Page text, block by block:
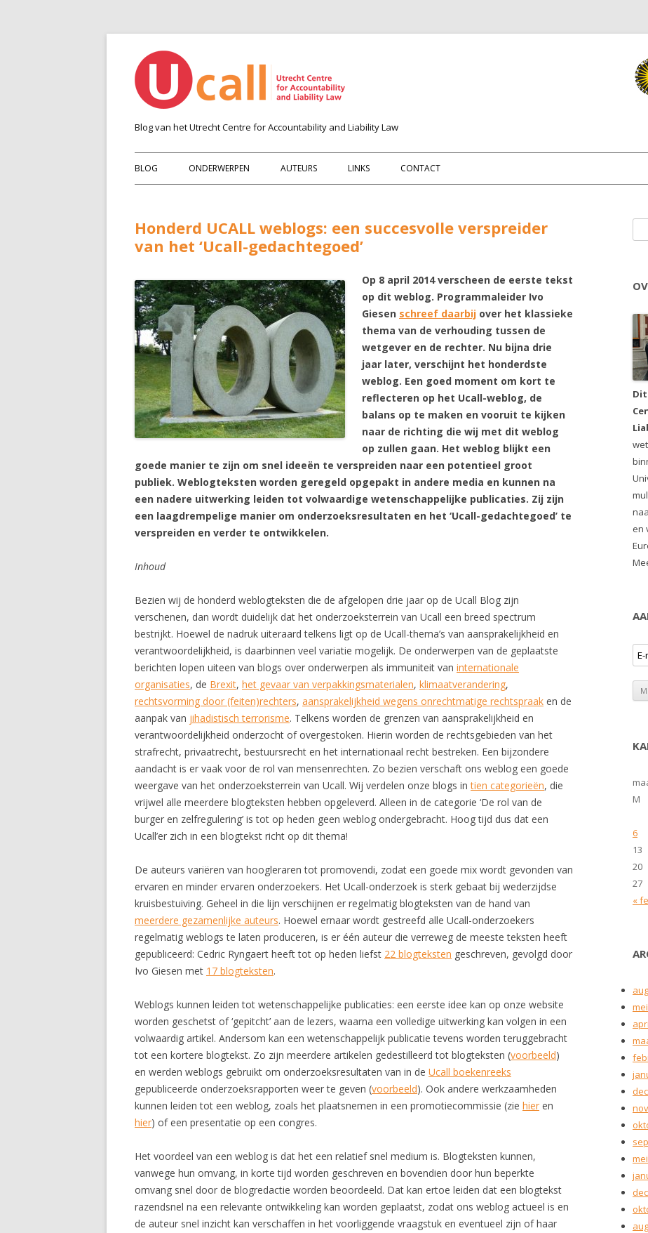
Blog van het Utrecht Centre for Accountability and Liability Law
Spring naar de inhoud
BLOG ONDERWERPEN AUTEURS LINKS CONTACT
Honderd UCALL weblogs: een succesvolle verspreider
van het ‘Ucall-gedachtegoed’
Op 8 april 2014 verscheen de eerste tekst
op dit weblog. Programmaleider Ivo
Giesen schreef daarbij over het klassieke
thema van de verhouding tussen de
wetgever en de rechter. Nu bijna drie
jaar later, verschijnt het honderdste
weblog. Een goed moment om kort te
reflecteren op het Ucall-weblog, de
balans op te maken en vooruit te kijken
naar de richting die wij met dit weblog
op zullen gaan. Het weblog blijkt een
goede manier te zijn om snel ideeën te verspreiden naar een potentieel groot
publiek. Weblogteksten worden geregeld opgepakt in andere media en kunnen na
een nadere uitwerking leiden tot volwaardige wetenschappelijke publicaties. Zij zijn
een laagdrempelige manier om onderzoeksresultaten en het ‘Ucall-gedachtegoed’ te
verspreiden en verder te ontwikkelen.
Inhoud
Bezien wij de honderd weblogteksten die de afgelopen drie jaar op de Ucall Blog zijn
verschenen, dan wordt duidelijk dat het onderzoeksterrein van Ucall een breed spectrum
bestrijkt. Hoewel de nadruk uiteraard telkens ligt op de Ucall-thema’s van aansprakelijkheid en
verantwoordelijkheid, is daarbinnen veel variatie mogelijk. De onderwerpen van de geplaatste
berichten lopen uiteen van blogs over onderwerpen als immuniteit van internationale
organisaties, de Brexit, het gevaar van verpakkingsmaterialen, klimaatverandering,
rechtsvorming door (feiten)rechters, aansprakelijkheid wegens onrechtmatige rechtspraak en de
aanpak van jihadistisch terrorisme. Telkens worden de grenzen van aansprakelijkheid en
verantwoordelijkheid onderzocht of overgestoken. Hierin worden de rechtsgebieden van het
strafrecht, privaatrecht, bestuursrecht en het internationaal recht bestreken. Een bijzondere
aandacht is er vaak voor de rol van mensenrechten. Zo bezien verschaft ons weblog een goede
weergave van het onderzoeksterrein van Ucall. Wij verdelen onze blogs intien categorieën, die
vrijwel alle meerdere blogteksten hebben opgeleverd. Alleen in de categorie ‘De rol van de
burger en zelfregulering’ is tot op heden geen weblog ondergebracht. Hoog tijd dus dat een
Ucall’er zich in een blogtekst richt op dit thema!
De auteurs variëren van hoogleraren tot promovendi, zodat een goede mix wordt gevonden van
ervaren en minder ervaren onderzoekers. Het Ucall-onderzoek is sterk gebaat bij wederzijdse
kruisbestuiving. Geheel in die lijn verschijnen er regelmatig blogteksten van de hand van
meerdere gezamenlijke auteurs. Hoewel ernaar wordt gestreefd alle Ucall-onderzoekers
regelmatig weblogs te laten produceren, is er één auteur die verreweg de meeste teksten heeft
gepubliceerd: Cedric Ryngaert heeft tot op heden liefst 22 blogteksten geschreven, gevolgd door
Ivo Giesen met 17 blogteksten.
Weblogs kunnen leiden tot wetenschappelijke publicaties: een eerste idee kan op onze website
worden geschetst of ‘gepitcht’ aan de lezers, waarna een volledige uitwerking kan volgen in een
volwaardig artikel. Andersom kan een wetenschappelijk publicatie tevens worden teruggebracht
tot een kortere blogtekst. Zo zijn meerdere artikelen gedestilleerd tot blogteksten (voorbeeld)
en werden weblogs gebruikt om onderzoeksresultaten van in de Ucall boekenreeks
gepubliceerde onderzoeksrapporten weer te geven (voorbeeld). Ook andere werkzaamheden
kunnen leiden tot een weblog, zoals het plaatsnemen in een promotiecommissie (zie hier en
hier) of een presentatie op een congres.
Het voordeel van een weblog is dat het een relatief snel medium is. Blogteksten kunnen,
vanwege hun omvang, in korte tijd worden geschreven en bovendien door hun beperkte
omvang snel door de blogredactie worden beoordeeld. Dat kan ertoe leiden dat een blogtekst
razendsnel na een relevante ontwikkeling kan worden geplaatst, zodat ons weblog actueel is en
de auteur snel inzicht kan verschaffen in het voorliggende vraagstuk en eventueel zijn of haar
en
M
«
6
13
20
27